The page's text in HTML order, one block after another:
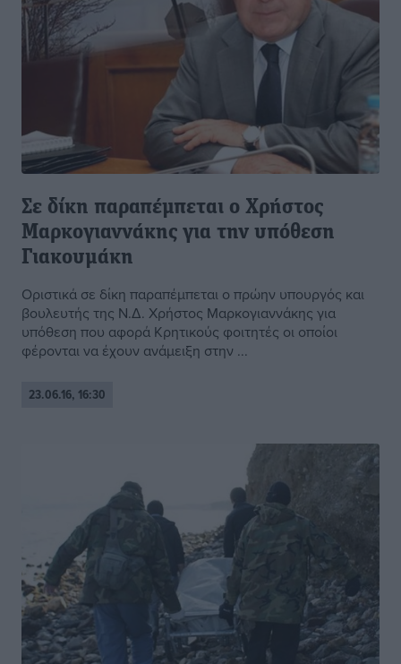
Σε δίκη παραπέμπεται ο Χρήστος
Μαρκογιαννάκης για την υπόθεση
Γιακουμάκη
Οριστικά σε δίκη παραπέμπεται ο πρώην υπουργός και
βουλευτής της Ν.Δ. Χρήστος Μαρκογιαννάκης για
υπόθεση που αφορά Κρητικούς φοιτητές οι οποίοι
φέρονται να έχουν ανάμειξη στην ...
23.06.16, 16:30